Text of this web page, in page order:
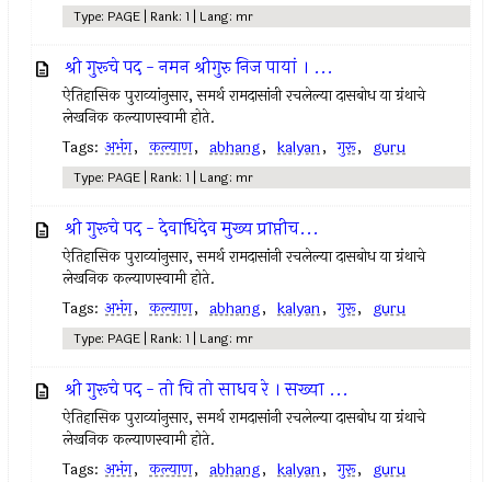
Type: PAGE | Rank: 1 | Lang: mr
श्री गुरूचे पद - नमन श्रीगुरु निज पायां । ...
ऐतिहासिक पुराव्यांनुसार, समर्थ रामदासांनी रचलेल्या दासबोध या ग्रंथाचे
लेखनिक कल्याणस्वामी होते.
Tags: अभंग, कल्याण, abhang, kalyan, गुरू, guru
Type: PAGE | Rank: 1 | Lang: mr
श्री गुरूचे पद - देवाधिदेव मुख्य प्राप्तीच...
ऐतिहासिक पुराव्यांनुसार, समर्थ रामदासांनी रचलेल्या दासबोध या ग्रंथाचे
लेखनिक कल्याणस्वामी होते.
Tags: अभंग, कल्याण, abhang, kalyan, गुरू, guru
Type: PAGE | Rank: 1 | Lang: mr
श्री गुरूचे पद - तो चि तो साधव रे । सख्या ...
ऐतिहासिक पुराव्यांनुसार, समर्थ रामदासांनी रचलेल्या दासबोध या ग्रंथाचे
लेखनिक कल्याणस्वामी होते.
Tags: अभंग, कल्याण, abhang, kalyan, गुरू, guru